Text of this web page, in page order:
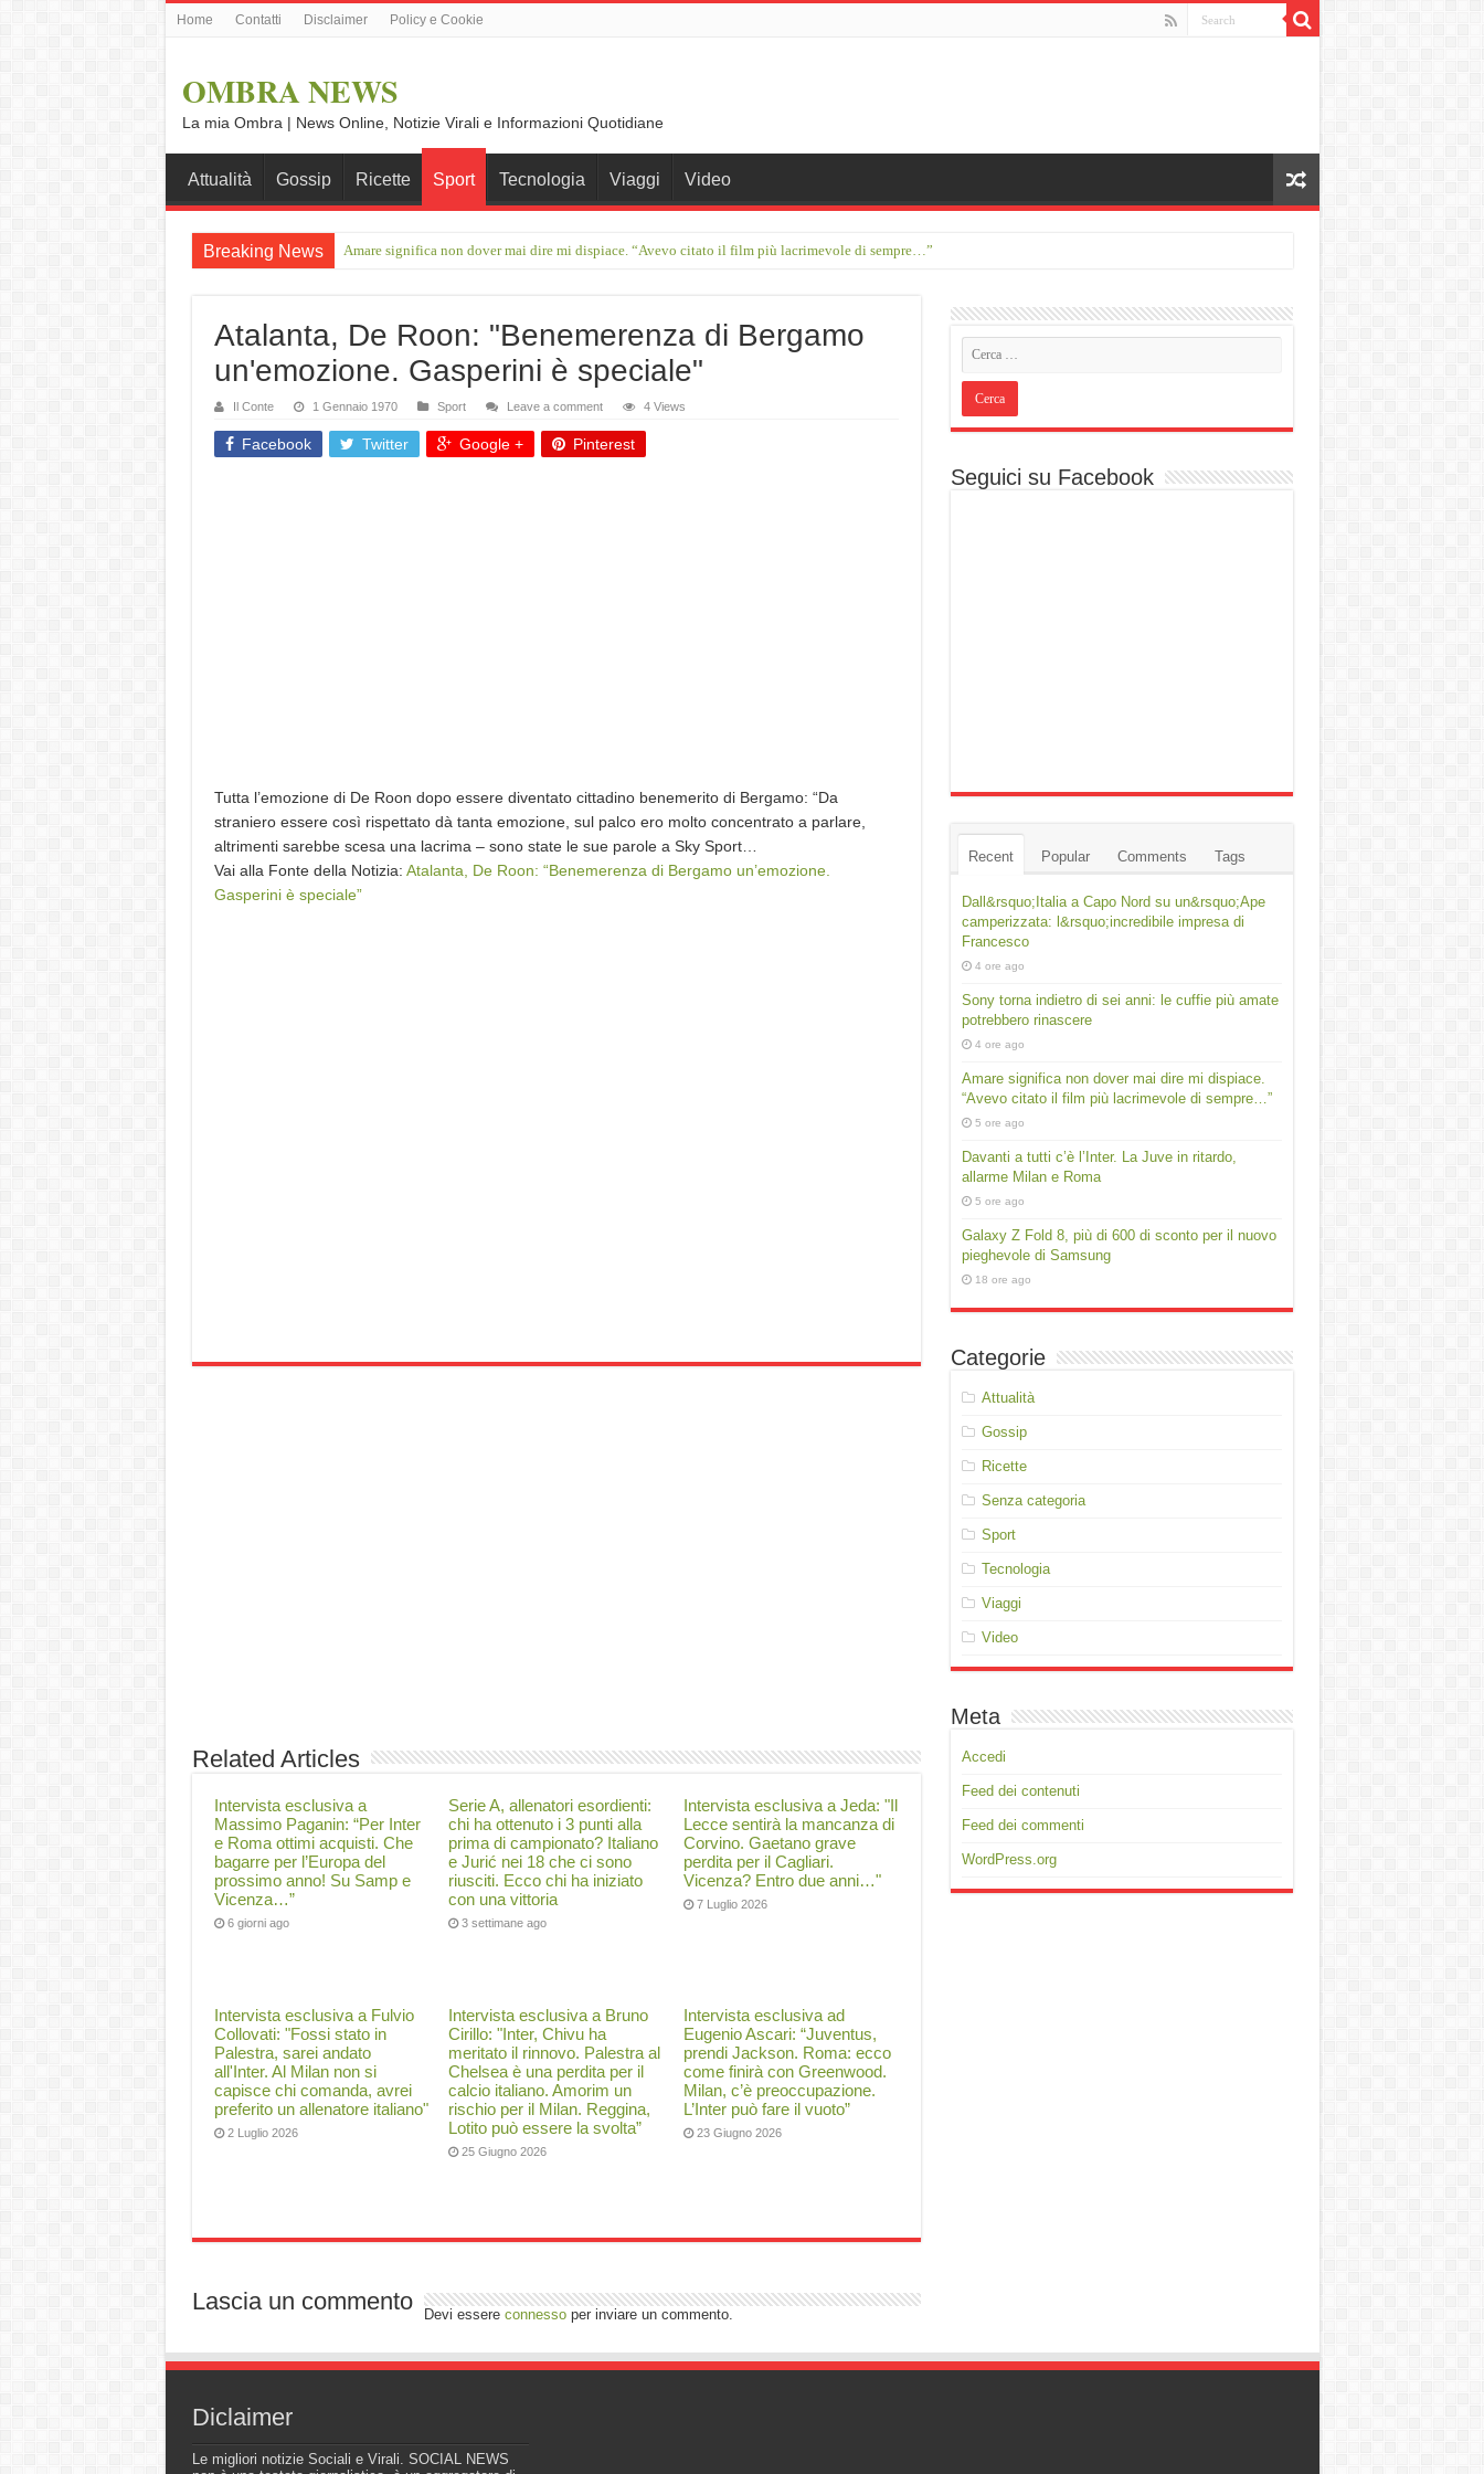
Home Contatti Disclaimer Policy e Cookie
OMBRA NEWS
La mia Ombra | News Online, Notizie Virali e Informazioni Quotidiane
Attualità Gossip Ricette Sport Tecnologia Viaggi Video
Breaking News Amare significa non dover mai dire mi dispiace. “Avevo citato il film più lacrimevole di sempre…”
Davanti a tutti c’è l’Inter. La Juve in ritardo, allarme Milan e Roma
Atalanta, De Roon: "Benemerenza di Bergamo
un'emozione. Gasperini è speciale"
Il Conte 1 Gennaio 1970 Sport Leave a comment 4 Views
Facebook Twitter Google + Pinterest
Tutta l’emozione di De Roon dopo essere diventato cittadino benemerito di Bergamo: “Da
straniero essere così rispettato dà tanta emozione, sul palco ero molto concentrato a parlare,
altrimenti sarebbe scesa una lacrima – sono state le sue parole a Sky Sport…
Vai alla Fonte della Notizia: Atalanta, De Roon: “Benemerenza di Bergamo un’emozione.
Gasperini è speciale”
Related Articles
Intervista esclusiva a
Massimo Paganin: “Per Inter
e Roma ottimi acquisti. Che
bagarre per l’Europa del
prossimo anno! Su Samp e
Vicenza…”
6 giorni ago
Serie A, allenatori esordienti:
chi ha ottenuto i 3 punti alla
prima di campionato? Italiano
e Jurić nei 18 che ci sono
riusciti. Ecco chi ha iniziato
con una vittoria
3 settimane ago
Intervista esclusiva a Jeda: "Il
Lecce sentirà la mancanza di
Corvino. Gaetano grave
perdita per il Cagliari.
Vicenza? Entro due anni…"
7 Luglio 2026
Intervista esclusiva a Fulvio
Collovati: "Fossi stato in
Palestra, sarei andato
all'Inter. Al Milan non si
capisce chi comanda, avrei
preferito un allenatore italiano"
2 Luglio 2026
Intervista esclusiva a Bruno
Cirillo: "Inter, Chivu ha
meritato il rinnovo. Palestra al
Chelsea è una perdita per il
calcio italiano. Amorim un
rischio per il Milan. Reggina,
Lotito può essere la svolta”
25 Giugno 2026
Intervista esclusiva ad
Eugenio Ascari: “Juventus,
prendi Jackson. Roma: ecco
come finirà con Greenwood.
Milan, c’è preoccupazione.
L’Inter può fare il vuoto”
23 Giugno 2026
Lascia un commento Devi essere connessoper inviare un commento.
Seguici su Facebook
Recent Popular Comments Tags
Dall&rsquo;Italia a Capo Nord su un&rsquo;Ape
camperizzata: l&rsquo;incredibile impresa di
Francesco
4 ore ago
Sony torna indietro di sei anni: le cuffie più amate
potrebbero rinascere
4 ore ago
Amare significa non dover mai dire mi dispiace.
“Avevo citato il film più lacrimevole di sempre…”
5 ore ago
Davanti a tutti c’è l’Inter. La Juve in ritardo,
allarme Milan e Roma
5 ore ago
Galaxy Z Fold 8, più di 600 di sconto per il nuovo
pieghevole di Samsung
18 ore ago
Categorie
Attualità
Gossip
Ricette
Senza categoria
Sport
Tecnologia
Viaggi
Video
Meta
Accedi
Feed dei contenuti
Feed dei commenti
WordPress.org
Diclaimer
Le migliori notizie Sociali e Virali. SOCIAL NEWS